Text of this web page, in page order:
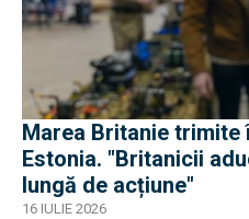
Marea Britanie trimite
Estonia. "Britanicii
lungă de acțiune"
16 IULIE 2026